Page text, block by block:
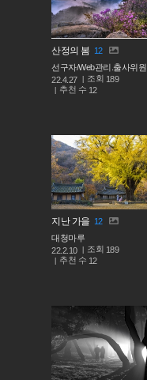
산정의 봄 12
선구자/Web관리.출사위원
22.4.27
조회 189
추천 수 12
지난 가을 12
대청마루
22.2.10
조회 189
추천 수 12